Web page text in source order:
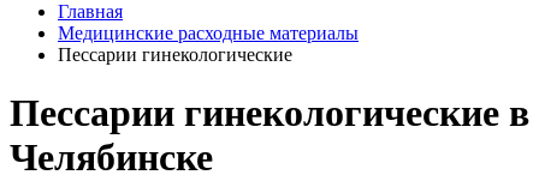
Главная
Медицинские расходные материалы
Пессарии гинекологические
Пессарии гинекологические в
Челябинске